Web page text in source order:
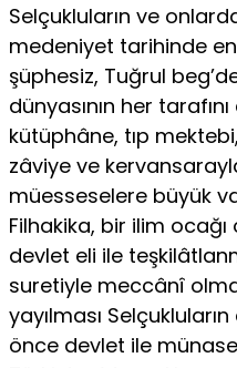
Selçukluların ve
medeniyet tarihinde
şüphesiz, Tuğrul
dünyasının her
kütüphâne, tıp
zâviye ve
müesseselere büyük
Filhakika, bir ilim
devlet eli ile
suretiyle meccânî
yayılması
önce devlet ile